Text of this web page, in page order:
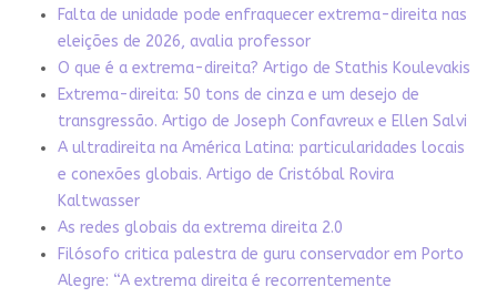
Falta de unidade pode enfraquecer extrema-direita nas
eleições de 2026, avalia professor
O que é a extrema-direita? Artigo de Stathis Koulevakis
Extrema-direita: 50 tons de cinza e um desejo de
transgressão. Artigo de Joseph Confavreux e Ellen Salvi
A ultradireita na América Latina: particularidades locais
e conexões globais. Artigo de Cristóbal Rovira
Kaltwasser
As redes globais da extrema direita 2.0
Filósofo critica palestra de guru conservador em Porto
Alegre: “A extrema direita é recorrentemente